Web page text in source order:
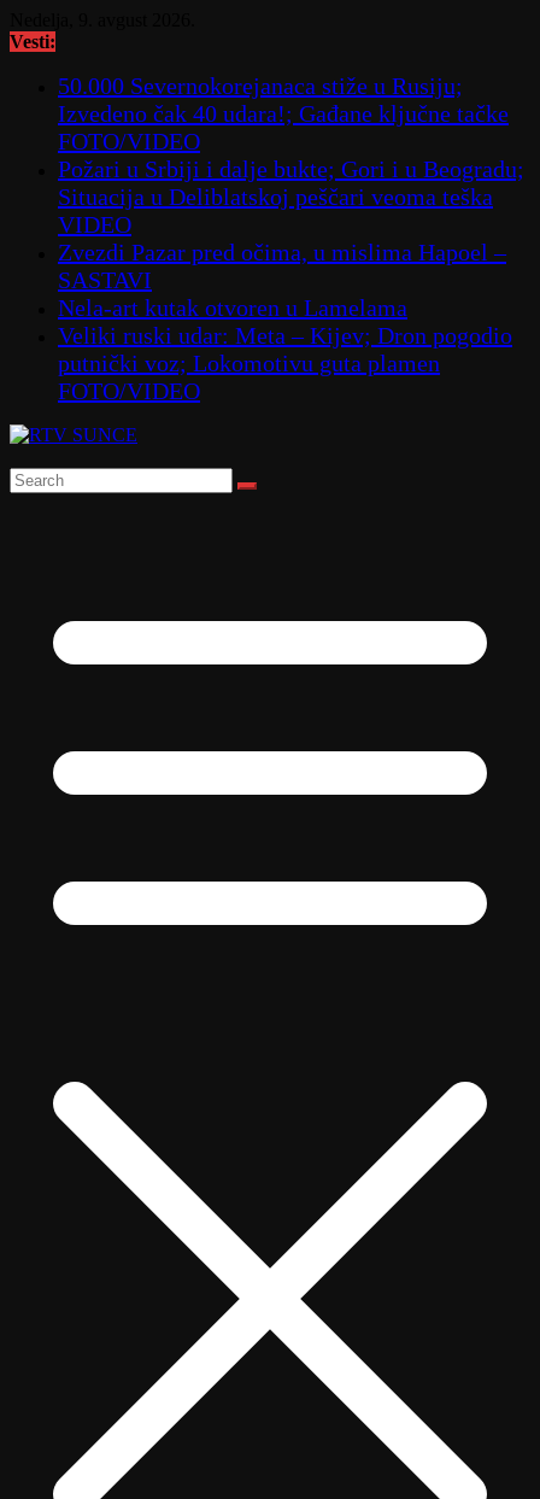
to
Vesti:
50.000 Severnokorejanaca stiže u Rusiju;
Izvedeno čak 40 udara!; Gađane ključne tačke
FOTO/VIDEO
Požari u Srbiji i dalje bukte; Gori i u Beogradu;
Situacija u Deliblatskoj peščari veoma teška
VIDEO
Zvezdi Pazar pred očima, u mislima Hapoel –
SASTAVI
Nela-art kutak otvoren u Lamelama
Veliki ruski udar: Meta – Kijev; Dron pogodio
putnički voz; Lokomotivu guta plamen
FOTO/VIDEO